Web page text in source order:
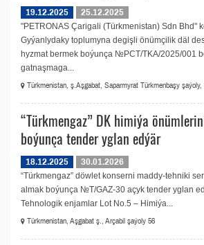
19.12.2025
25.12.2025
"PETRONAS Çarigali (Türkmenistan) Sdn Bhd"
Gyýanlydaky toplumyna degişli önümçilik däl
hyzmat bermek boýunça №PCT/TKA/2025/001
gatnaşmaga...
Türkmenistan, ş.Aşgabat, Saparmyrat Türkmenbaşy şaýoly,
“Türkmengaz” DK himiýa
boýunça tender yglan edýär
18.12.2025
30.01.2026
“Türkmengaz” döwlet konserni maddy-tehniki
almak boýunça №T/GAZ-30 açyk tender yglan
Tehnologik enjamlar Lot No.5 – Himiýa...
Türkmenistan, Aşgabat ş., Arçabil şaýoly 56